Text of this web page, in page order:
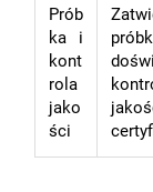
Prób
ka i
kont
rola
jako
ści